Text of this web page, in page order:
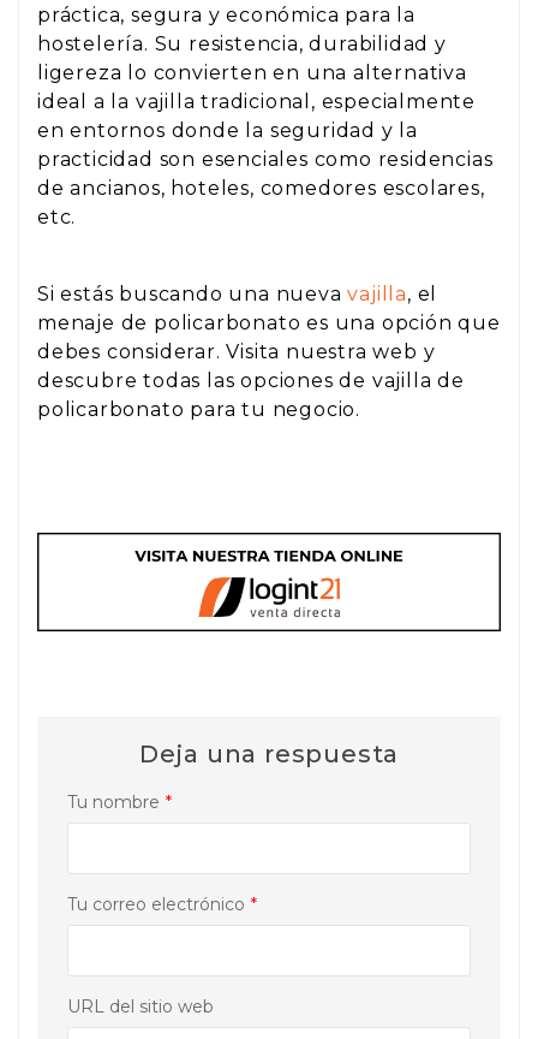
práctica, segura y económica para la
hostelería. Su resistencia, durabilidad y
ligereza lo convierten en una alternativa
ideal a la vajilla tradicional, especialmente
en entornos donde la seguridad y la
practicidad son esenciales como residencias
de ancianos, hoteles, comedores escolares,
etc.
Si estás buscando una nuevavajilla, el
menaje de policarbonato es una opción que
debes considerar. Visita nuestra web y
descubre todas las opciones de vajilla de
policarbonato para tu negocio.
Deja una respuesta
Tu nombre *
Tu correo electrónico *
URL del sitio web